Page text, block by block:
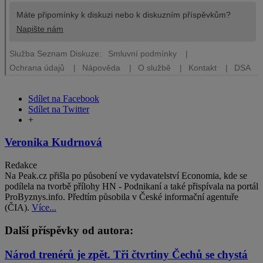
Sdílet na Facebook
Sdílet na Twitter
+
Veronika Kudrnová
Redakce
Na Peak.cz přišla po působení ve vydavatelství Economia, kde se
podílela na tvorbě přílohy HN - Podnikaní a také přispívala na portál
ProByznys.info. Předtím působila v České informační agentuře
(ČIA). Více...
Další příspěvky od autora:
Národ trenérů je zpět. Tři čtvrtiny Čechů se chystá